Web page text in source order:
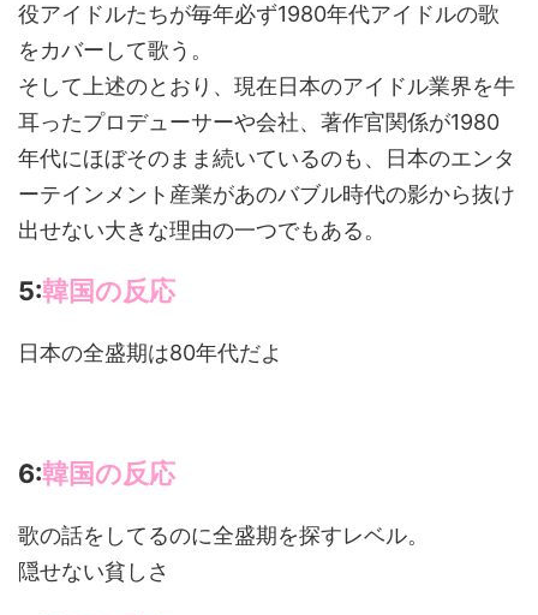
役アイドルたちが毎年必ず1980年代アイドルの歌
をカバーして歌う。
そして上述のとおり、現在日本のアイドル業界を牛
耳ったプロデューサーや会社、著作官関係が1980
年代にほぼそのまま続いているのも、日本のエンタ
ーテインメント産業があのバブル時代の影から抜け
出せない大きな理由の一つでもある。
5:韓国の反応
日本の全盛期は80年代だよ
6:韓国の反応
歌の話をしてるのに全盛期を探すレベル。
隠せない貧しさ